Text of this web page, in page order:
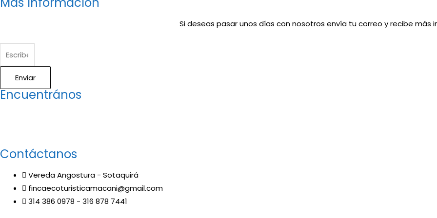
素。嘗試以下7個技巧，可幫助你保持足夠就的勃起時間，以延長
血達到滿意的堅硬勃起。在醫學界和陽痿病患期望下，犀利士作Si deseas pasar unos días con nosotros envía tu correo y recibe más
Enviar
Encuentrános
Contáctanos
Vereda Angostura - Sotaquirá
fincaecoturisticamacani@gmail.com
314 386 0978 - 316 878 7441